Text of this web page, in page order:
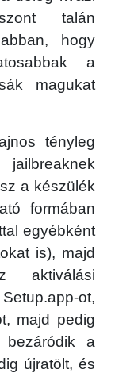
talán
hogy
a
magukat
tényleg
a készülék
formában
egyébként
is), majd
aktiválási
ot,
majd pedig
bezáródik a
újratölt, és